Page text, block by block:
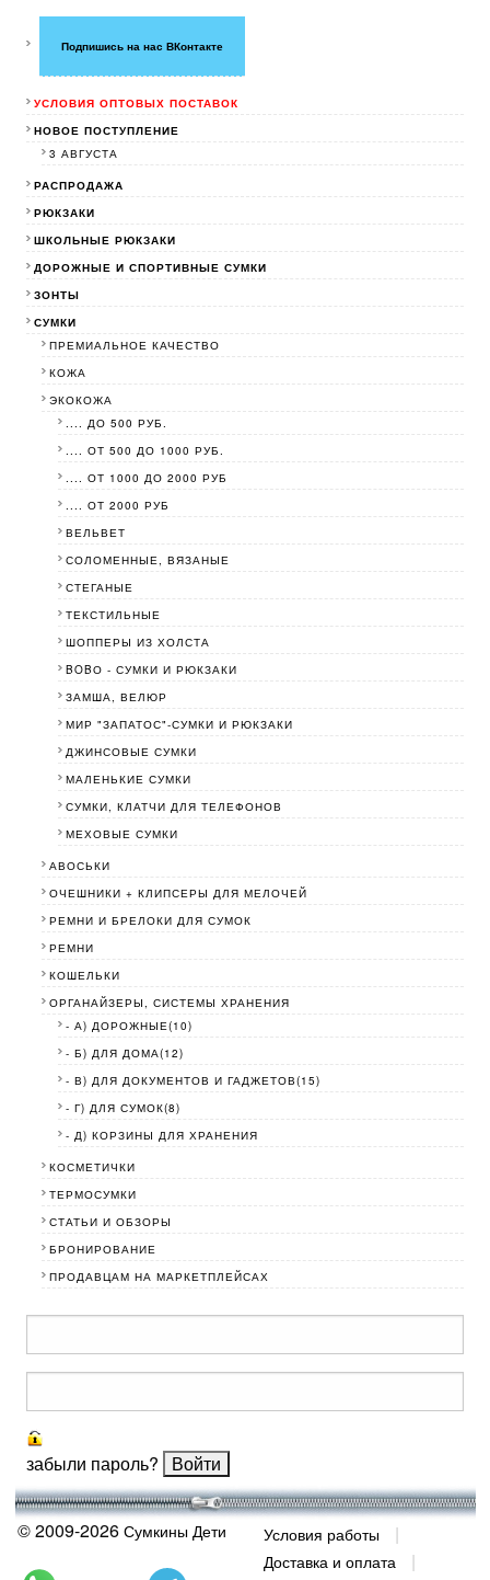
Подпишись на нас ВКонтакте
УСЛОВИЯ ОПТОВЫХ ПОСТАВОК
НОВОЕ ПОСТУПЛЕНИЕ
3 АВГУСТА
РАСПРОДАЖА
РЮКЗАКИ
ШКОЛЬНЫЕ РЮКЗАКИ
ДОРОЖНЫЕ И СПОРТИВНЫЕ СУМКИ
ЗОНТЫ
СУМКИ
ПРЕМИАЛЬНОЕ КАЧЕСТВО
КОЖА
ЭКОКОЖА
.... ДО 500 РУБ.
.... ОТ 500 ДО 1000 РУБ.
.... ОТ 1000 ДО 2000 РУБ
.... ОТ 2000 РУБ
ВЕЛЬВЕТ
СОЛОМЕННЫЕ, ВЯЗАНЫЕ
СТЕГАНЫЕ
ТЕКСТИЛЬНЫЕ
ШОППЕРЫ ИЗ ХОЛСТА
BOBО - СУМКИ И РЮКЗАКИ
ЗАМША, ВЕЛЮР
МИР "ЗАПАТОС"-СУМКИ И РЮКЗАКИ
ДЖИНСОВЫЕ СУМКИ
МАЛЕНЬКИЕ СУМКИ
СУМКИ, КЛАТЧИ ДЛЯ ТЕЛЕФОНОВ
МЕХОВЫЕ СУМКИ
АВОСЬКИ
ОЧЕШНИКИ + КЛИПСЕРЫ ДЛЯ МЕЛОЧЕЙ
РЕМНИ И БРЕЛОКИ ДЛЯ СУМОК
РЕМНИ
КОШЕЛЬКИ
ОРГАНАЙЗЕРЫ, СИСТЕМЫ ХРАНЕНИЯ
- А) ДОРОЖНЫЕ(10)
- Б) ДЛЯ ДОМА(12)
- В) ДЛЯ ДОКУМЕНТОВ И ГАДЖЕТОВ(15)
- Г) ДЛЯ СУМОК(8)
- Д) КОРЗИНЫ ДЛЯ ХРАНЕНИЯ
КОСМЕТИЧКИ
ТЕРМОСУМКИ
СТАТЬИ И ОБЗОРЫ
БРОНИРОВАНИЕ
ПРОДАВЦАМ НА МАРКЕТПЛЕЙСАХ
забыли пароль?
© 2009-2026 Сумкины Дети
Условия работы
Доставка и оплата